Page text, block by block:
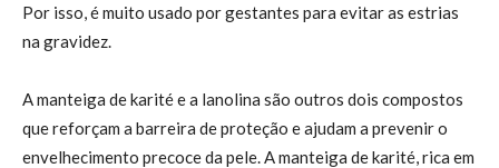
Por isso, é muito usado por gestantes para evitar as estrias
na gravidez.
A manteiga de karité e a lanolina são outros dois compostos
que reforçam a barreira de proteção e ajudam a prevenir o
envelhecimento precoce da pele. A manteiga de karité, rica em